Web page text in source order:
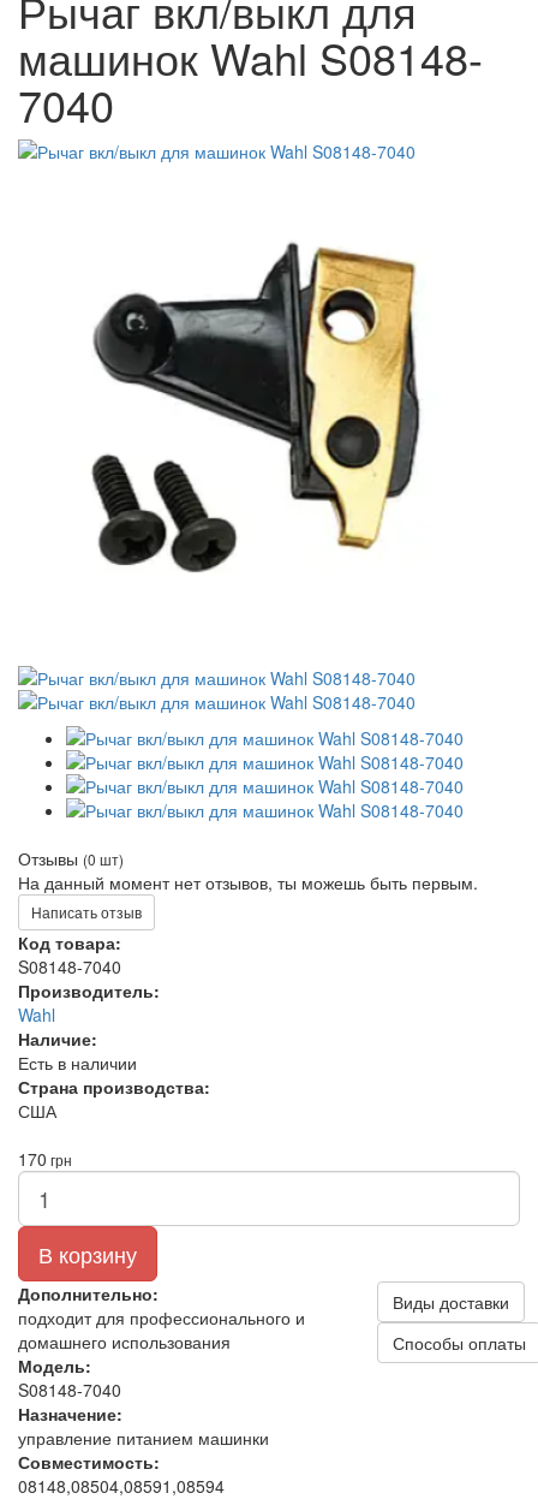
машинок Wahl S08148-
7040
Отзывы (0 шт)
На данный момент нет отзывов, ты можешь быть первым.
Написать отзыв
Код товара:
S08148-7040
Производитель:
Wahl
Наличие:
Есть в наличии
Страна производства:
США
170 грн
В корзину
Дополнительно:
подходит для профессионального и
домашнего использования
Модель:
S08148-7040
Назначение:
управление питанием машинки
Совместимость:
08148,08504,08591,08594
Виды доставки
Способы оплаты